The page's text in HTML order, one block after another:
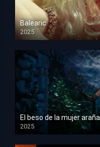
Balearic
2025
HD 1080p
El beso de la mujer
2025
HD 1080p